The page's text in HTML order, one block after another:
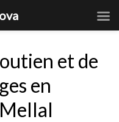
et de
en